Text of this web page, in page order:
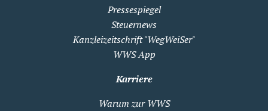
Pressespiegel
Steuernews
Kanzleizeitschrift "WegWeiSer"
WWS App
Karriere
Warum zur WWS